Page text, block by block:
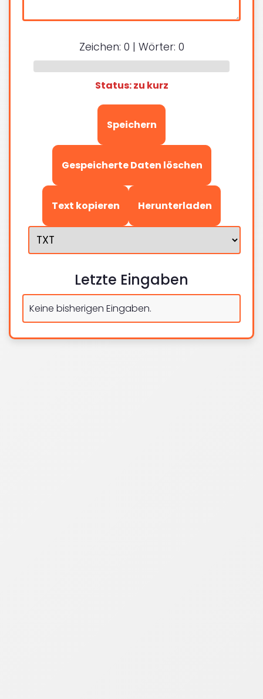
Zeichen: 0 | Wörter: 0
Status: zu kurz
Speichern
Gespeicherte Daten löschen
Text kopieren Herunterladen
Letzte Eingaben
Keine bisherigen Eingaben.